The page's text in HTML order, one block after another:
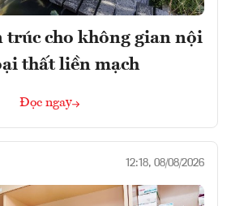
trúc cho không gian nội
thất liền mạch
Đọc ngay
12:18, 08/08/2026